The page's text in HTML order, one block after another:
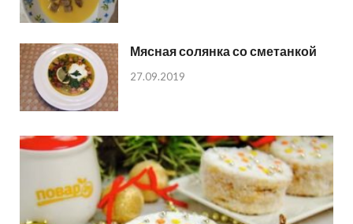
Мясная солянка со сметанкой
27.09.2019